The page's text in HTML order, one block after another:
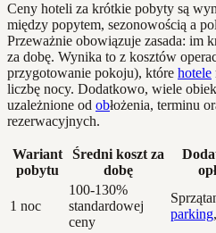
Ceny hoteli za krótkie pobyty są
między popytem, sezonowością a
Przeważnie obowiązuje zasada: im
za dobę. Wynika to z kosztów
przygotowanie pokoju), które hotele
liczbę nocy. Dodatkowo, wiele
uzależnione od obłożenia, terminu
rezerwacyjnych.
Wariant
pobytu
Średni koszt za
dobę
1 noc
100-130%
standardowej
ceny
parking,